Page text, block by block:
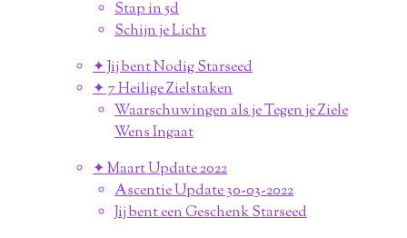
Stap in 5d
Schijn je Licht
✦ Jij bent Nodig Starseed
✦ 7 Heilige Zielstaken
Waarschuwingen als je Tegen je Ziele
Wens Ingaat
✦ Maart Update 2022
Ascentie Update 30-03-2022
Jij bent een Geschenk Starseed